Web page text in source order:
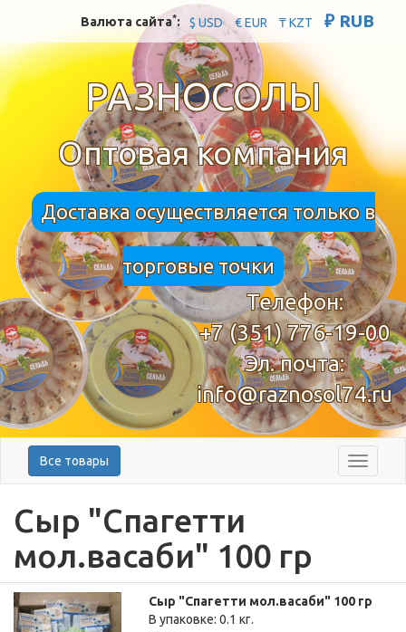
$ USD € EUR ₸ KZT ₽ RUB
Валюта сайта*:
РАЗНОСОЛЫ
Оптовая компания
Доставка осуществляется только в
торговые точки
Телефон:
+7 (351) 776-19-00
Эл. почта:
info@raznosol74.ru
Меню
Все товары
Сыр "Спагетти
мол.васаби" 100 гр
Сыр "Спагетти мол.васаби" 100 гр
В упаковке: 0.1 кг.